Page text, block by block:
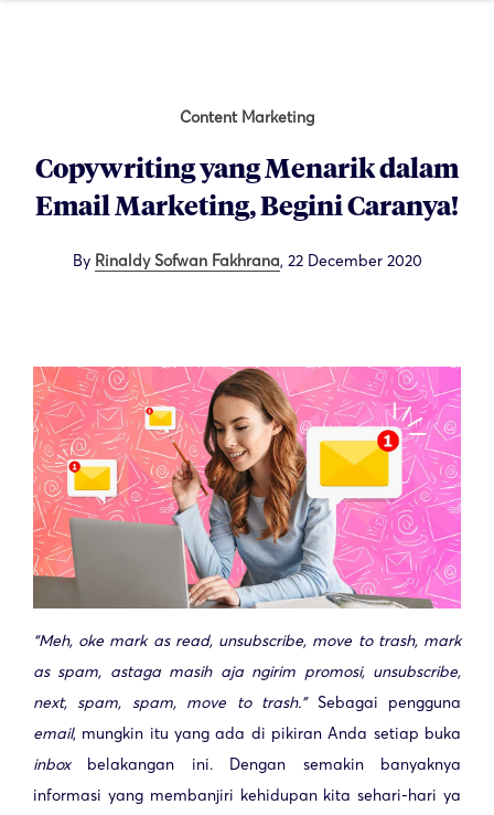
Content Marketing
Copywriting yang Menarik dalam
Email Marketing, Begini Caranya!
By Rinaldy Sofwan Fakhrana, 22 December 2020
“Meh, oke mark as read, unsubscribe, move to trash, mark
as spam, astaga masih aja ngirim promosi, unsubscribe,
next, spam, spam, move to trash.” Sebagai pengguna
email, mungkin itu yang ada di pikiran Anda setiap buka
inboxbelakangan ini. Dengan semakin banyaknya
informasi yang membanjiri kehidupan kita sehari-hari ya